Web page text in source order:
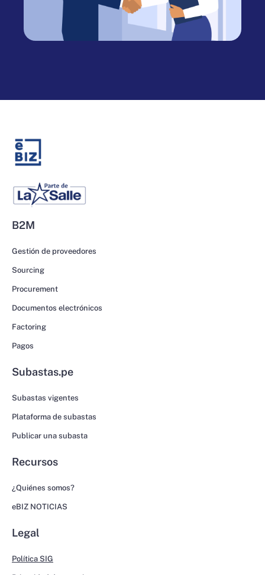
B2M
Gestión de proveedores
Sourcing
Procurement
Documentos electrónicos
Factoring
Pagos
Subastas.pe
Subastas vigentes
Plataforma de subastas
Publicar una subasta
Recursos
¿Quiénes somos?
eBIZ NOTICIAS
Legal
Política SIG